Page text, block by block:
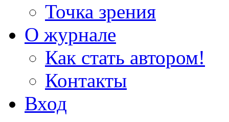
Точка зрения
О журнале
Как стать автором!
Контакты
Вход